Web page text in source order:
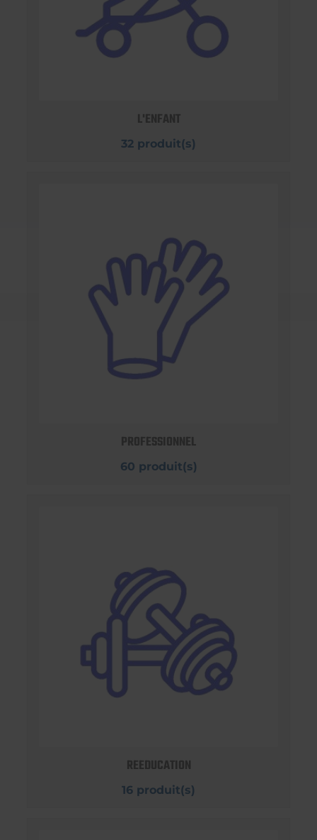
L'ENFANT
32 produit(s)
PROFESSIONNEL
60 produit(s)
REEDUCATION
16 produit(s)